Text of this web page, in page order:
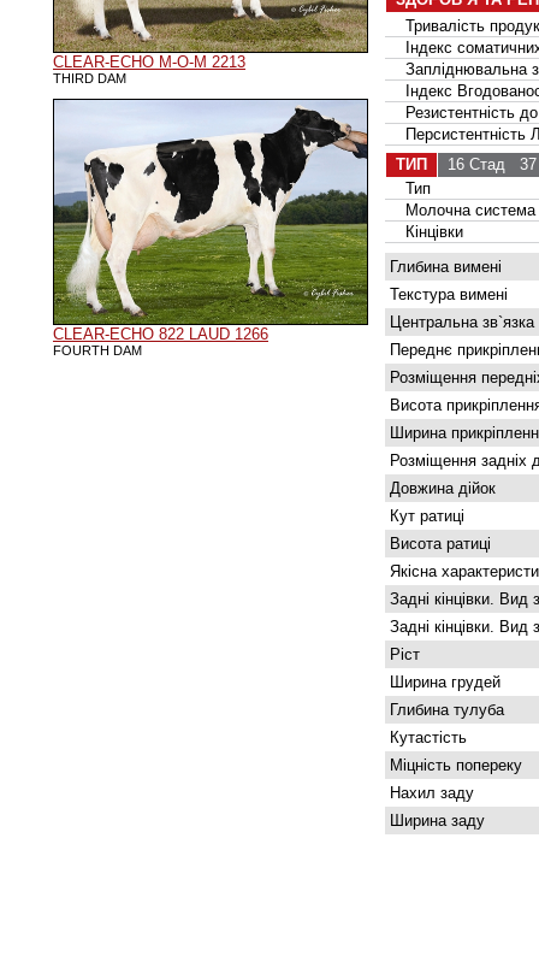
CLEAR-ECHO M-O-M 2213
THIRD DAM
CLEAR-ECHO 822 LAUD 1266
FOURTH DAM
Тривалість
Індекс
Запліднювальна
Індекс
Резистентність
Персистентність
ТИП
16 Стад 37
Тип
Молочна система
Кінцівки
Глибина вимені
Текстура вимені
Центральна зв`язка
Переднє
Розміщення
Висота
Ширина
Розміщення задніх
Довжина дійок
Кут ратиці
Висота ратиці
Якісна
Задні кінцівки. Вид
Задні кінцівки. Вид
Ріст
Ширина грудей
Глибина тулуба
Кутастість
Міцність попереку
Нахил заду
Ширина заду